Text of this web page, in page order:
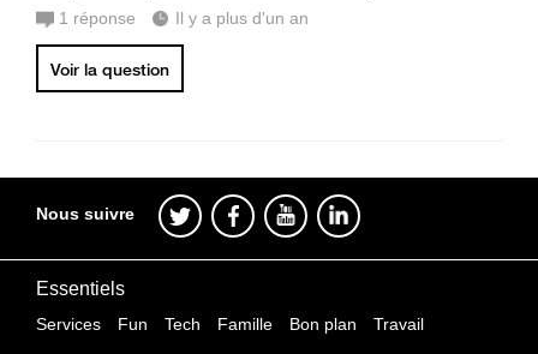
1 réponse Il y a plus d'un an
Voir la question
Nous suivre
Essentiels
Services Fun Tech Famille Bon plan Travail